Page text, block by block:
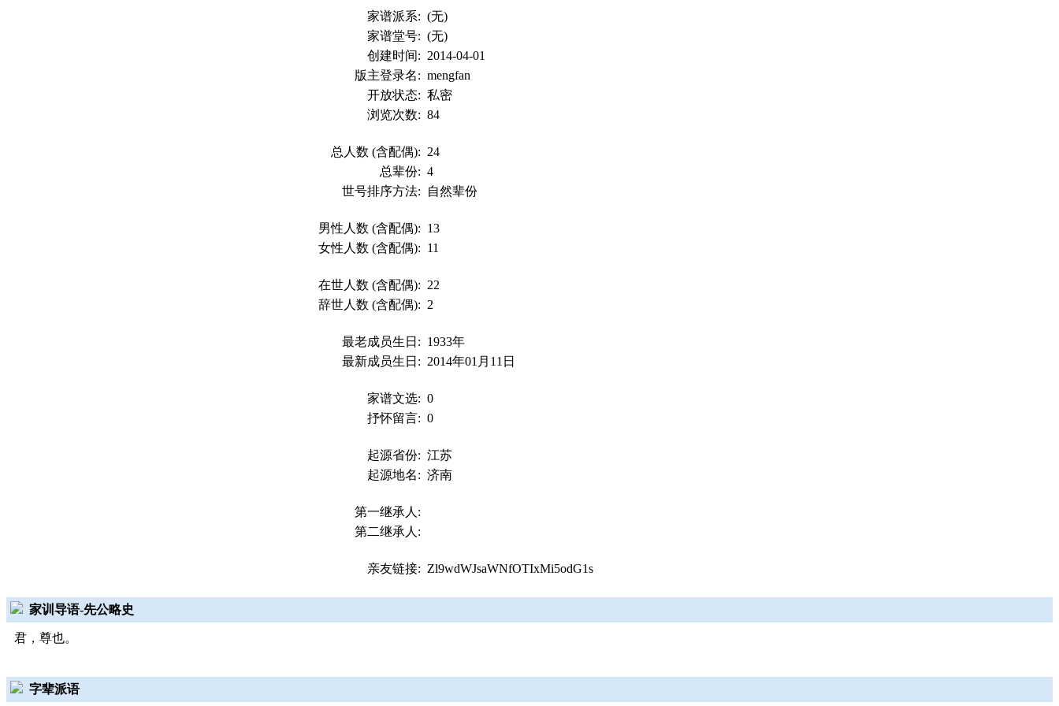
家谱派系: (无)
家谱堂号: (无)
创建时间: 2014-04-01
版主登录名: mengfan
开放状态: 私密
浏览次数: 84
总人数 (含配偶): 24
总辈份: 4
世号排序方法:
自然辈份
男性人数 (含配偶): 13
女性人数 (含配偶): 11
在世人数 (含配偶): 22
辞世人数 (含配偶): 2
最老成员生日: 1933年
最新成员生日: 2014年01月11日
家谱文选: 0
抒怀留言: 0
起源省份: 江苏
起源地名: 济南
第一继承人:
第二继承人:
亲友链接: Zl9wdWJsaWNfOTIxMi5odG1s
家训导语-先公略史
君，尊也。
字辈派语